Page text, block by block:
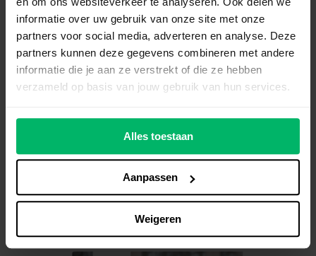
informatie over uw gebruik van onze site met onze
partners voor social media, adverteren en analyse. Deze
partners kunnen deze gegevens combineren met andere
informatie die je aan ze verstrekt of die ze hebben
verzameld op basis van jouw gebruik van hun services.
Alles toestaan
Aanpassen
Weigeren
Download de gratis checklist: ben jij
AVG OK?
Voldoet je organisatie aan de AVG-wetgeving?
Check het eenvoudig met onze gratis checklist.
15 checks om gelijk uit te voeren
Kom erachter of jij aan de AVG voldoet
Direct inzicht in wat je nog moet regelen
Checklist aanvragen